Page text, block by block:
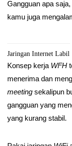
Gangguan apa
kamu juga
Jaringan Internet Labil
Konsep kerja WFH
menerima dan
meeting sekalipun
gangguan yang
yang kurang stabil.